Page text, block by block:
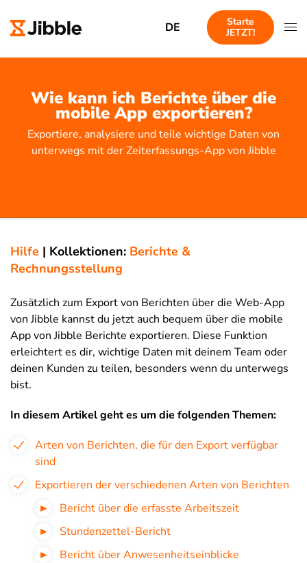
DE
Starte
JETZT!
Wie kann ich Berichte über die
mobile App exportieren?
Exportiere, analysiere und teile wichtige Daten von
unterwegs mit der Zeiterfassungs-App von Jibble
Hilfe | Kollektionen: Berichte &
Rechnungsstellung
Zusätzlich zum Export von Berichten über die Web-App
von Jibble kannst du jetzt auch bequem über die mobile
App von Jibble Berichte exportieren. Diese Funktion
erleichtert es dir, wichtige Daten mit deinem Team oder
deinen Kunden zu teilen, besonders wenn du unterwegs
bist.
In diesem Artikel geht es um die folgenden Themen:
Arten von Berichten, die für den Export verfügbar
sind
Exportieren der verschiedenen Arten von Berichten
Bericht über die erfasste Arbeitszeit
Stundenzettel-Bericht
Bericht über Anwesenheitseinblicke